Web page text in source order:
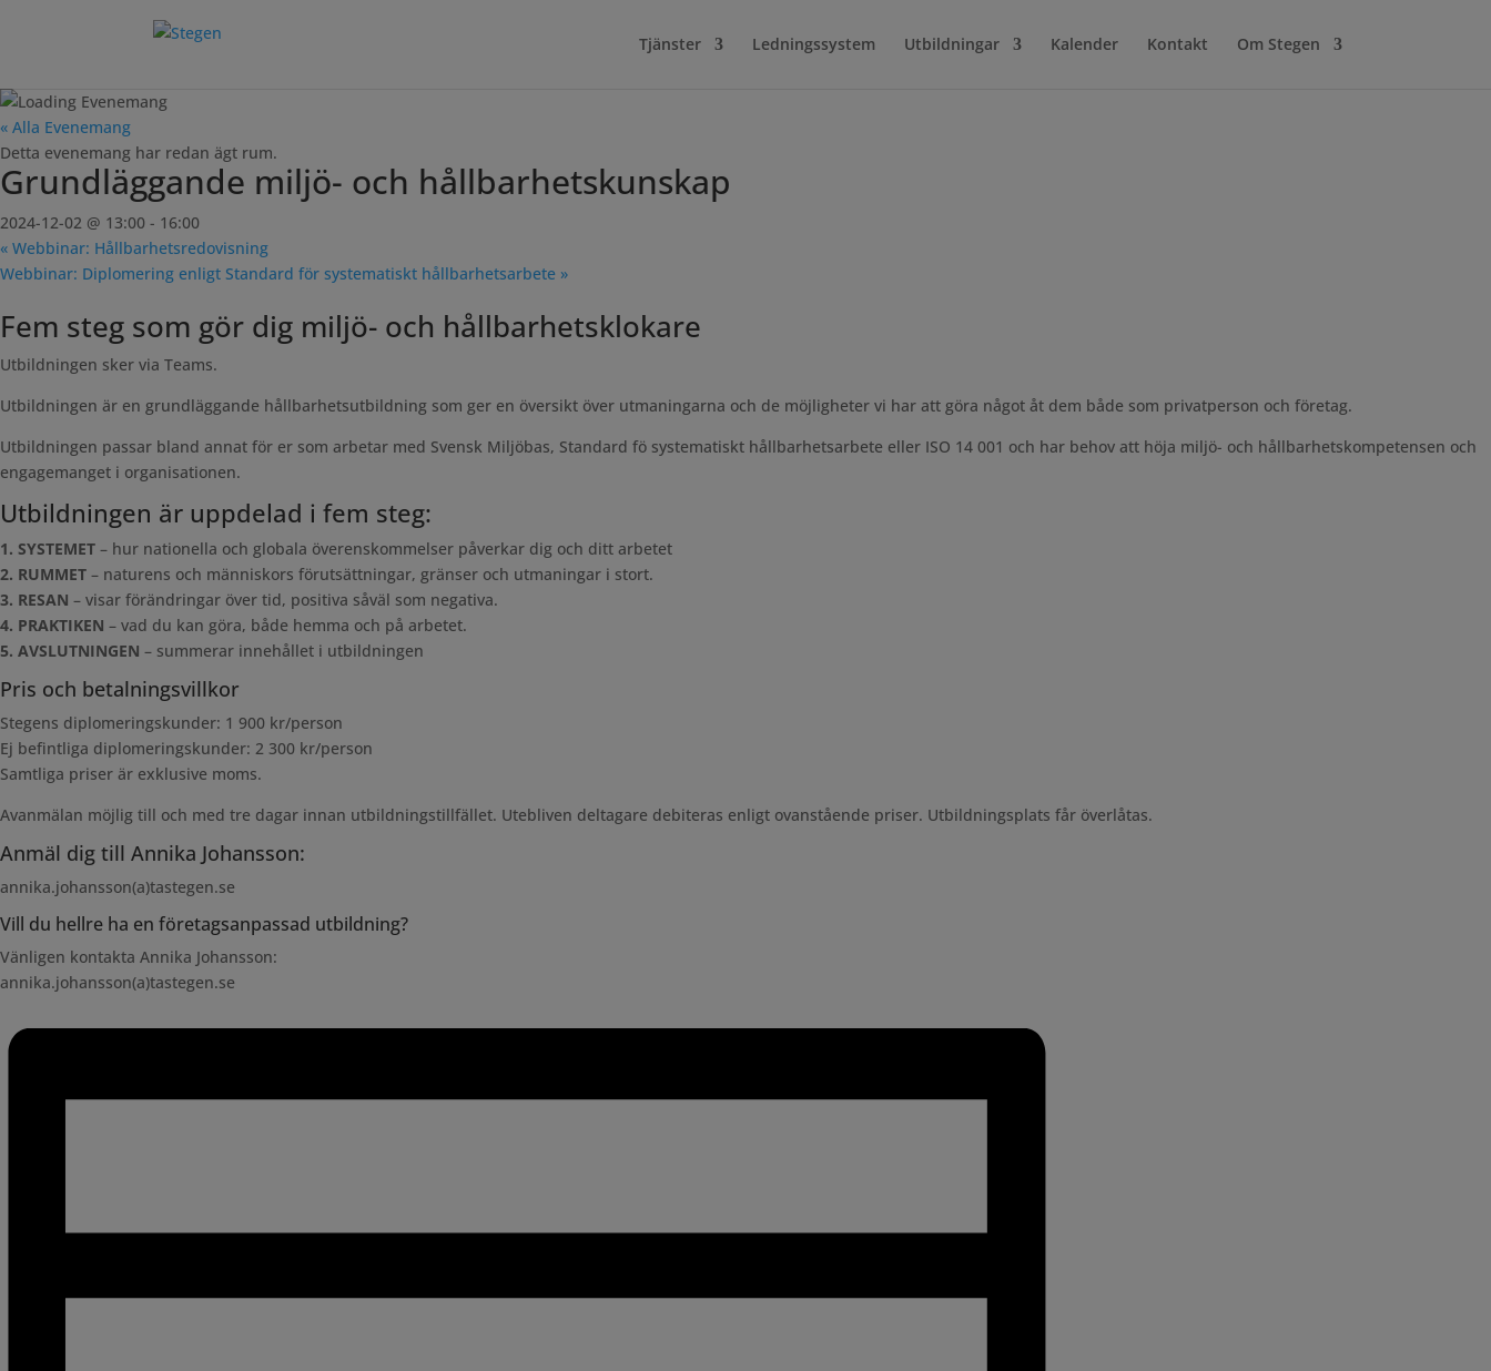
Tjänster Ledningssystem Utbildningar Kalender Kontakt Om Stegen
« Alla Evenemang
Detta evenemang har redan ägt rum.
Grundläggande miljö- och hållbarhetskunskap
2024-12-02 @ 13:00 - 16:00
« Webbinar: Hållbarhetsredovisning
Webbinar: Diplomering enligt Standard för systematiskt hållbarhetsarbete »
Fem steg som gör dig miljö- och hållbarhetsklokare
Utbildningen sker via Teams.
Utbildningen är en grundläggande hållbarhetsutbildning som ger en översikt över utmaningarna och de möjligheter vi har att göra något åt dem både som privatperson och företag.
Utbildningen passar bland annat för er som arbetar med Svensk Miljöbas, Standard fö systematiskt hållbarhetsarbete eller ISO 14 001 och har behov att höja miljö- och hållbarhetskompetensen och
engagemanget i organisationen.
Utbildningen är uppdelad i fem steg:
1. SYSTEMET – hur nationella och globala överenskommelser påverkar dig och ditt arbetet
2. RUMMET – naturens och människors förutsättningar, gränser och utmaningar i stort.
3. RESAN – visar förändringar över tid, positiva såväl som negativa.
4. PRAKTIKEN – vad du kan göra, både hemma och på arbetet.
5. AVSLUTNINGEN – summerar innehållet i utbildningen
Pris och betalningsvillkor
Stegens diplomeringskunder: 1 900 kr/person
Ej befintliga diplomeringskunder: 2 300 kr/person
Samtliga priser är exklusive moms.
Avanmälan möjlig till och med tre dagar innan utbildningstillfället. Utebliven deltagare debiteras enligt ovanstående priser. Utbildningsplats får överlåtas.
Anmäl dig till Annika Johansson:
annika.johansson(a)tastegen.se
Vill du hellre ha en företagsanpassad utbildning?
Vänligen kontakta Annika Johansson:
annika.johansson(a)tastegen.se